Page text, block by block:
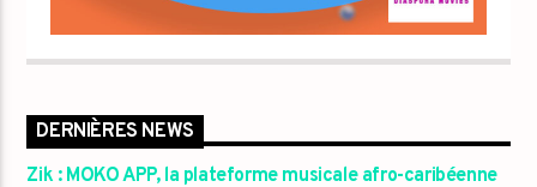
DERNIÈRES NEWS
Zik : MOKO APP, la plateforme musicale afro-caribéenne